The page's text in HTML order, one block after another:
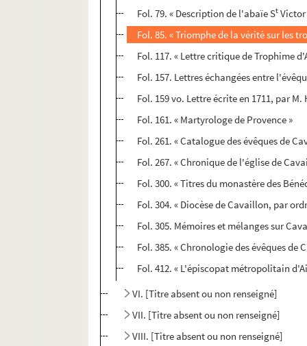
Fol. 79. « Description de l'abaïe St Victor
Fol. 85. « Triomphe de la vérité sur les
Fol. 117. « Lettre critique de Trophime
Fol. 157. Lettres échangées entre
Fol. 159 vo. Lettre écrite en 1711, par
Fol. 161. « Martyrologe de Provence »
Fol. 261. « Catalogue des évêques de
Fol. 267. « Chronique de l'église de
Fol. 300. « Titres du monastère des
Fol. 304. « Diocèse de Cavaillon, par
Fol. 305. Mémoires et mélanges sur
Fol. 385. « Chronologie des évêques
Fol. 412. « L'épiscopat métropolitain
VI. [Titre absent ou non renseigné]
VII. [Titre absent ou non renseigné]
VIII. [Titre absent ou non renseigné]